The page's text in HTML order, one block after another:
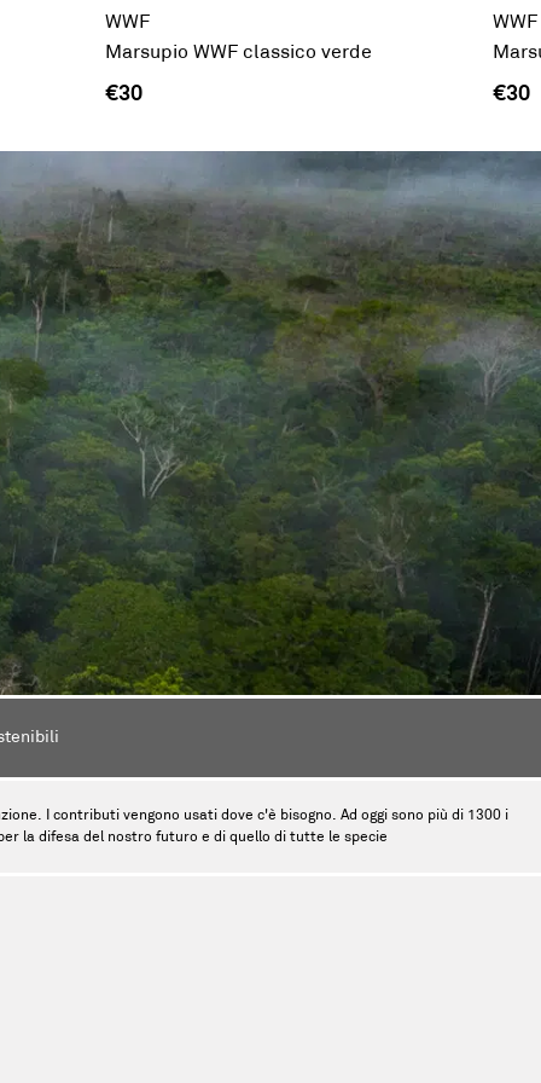
WWF
Marsupio WWF classico verde
€30
WWF
€30
I contributi vengono usati dove c'è bisogno. Ad oggi sono più di 1300 i
la difesa del nostro futuro e di quello di tutte le specie